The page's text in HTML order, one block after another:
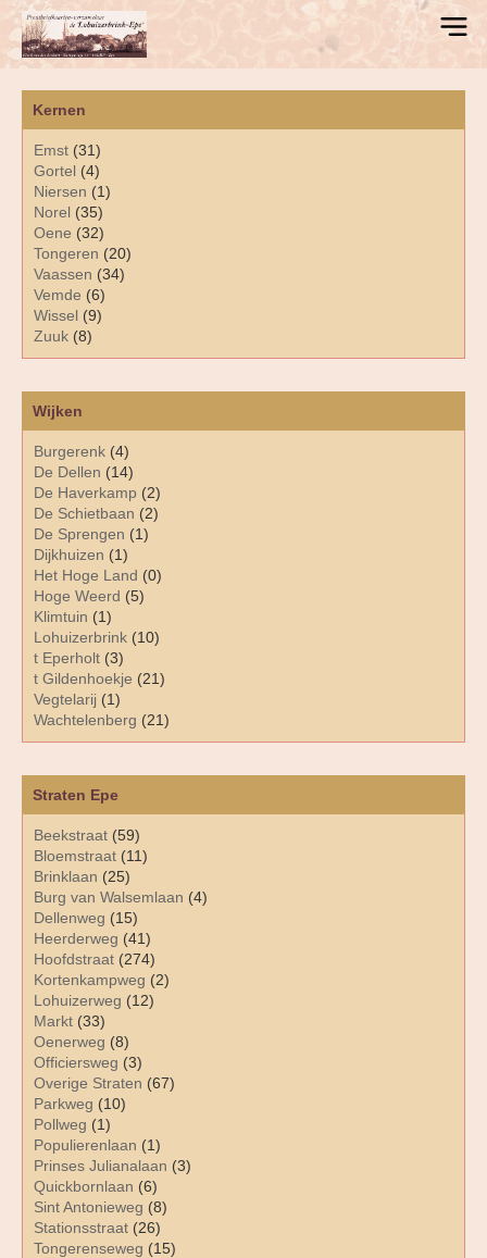
Kernen
Emst (31)
Gortel (4)
Niersen (1)
Norel (35)
Oene (32)
Tongeren (20)
Vaassen (34)
Vemde (6)
Wissel (9)
Zuuk (8)
Straten Epe
Beekstraat (59)
Bloemstraat (11)
Brinklaan (25)
Burg van Walsemlaan (4)
Dellenweg (15)
Heerderweg (41)
Hoofdstraat (274)
Kortenkampweg (2)
Lohuizerweg (12)
Markt (33)
Oenerweg (8)
Officiersweg (3)
Overige Straten (67)
Parkweg (10)
Pollweg (1)
Populierenlaan (1)
Prinses Julianalaan (3)
Quickbornlaan (6)
Sint Antonieweg (8)
Stationsstraat (26)
Tongerenseweg (15)
Wijken
Burgerenk (4)
De Dellen (14)
De Haverkamp (2)
De Schietbaan (2)
De Sprengen (1)
Dijkhuizen (1)
Het Hoge Land (0)
Hoge Weerd (5)
Klimtuin (1)
Lohuizerbrink (10)
t Eperholt (3)
t Gildenhoekje (21)
Vegtelarij (1)
Wachtelenberg (21)